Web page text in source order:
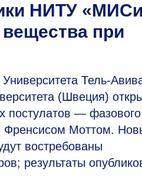
НИТУ
при
Тель-
(Швеция)
постулатов — фазового
Френсисом Моттом.
востребованы
результаты